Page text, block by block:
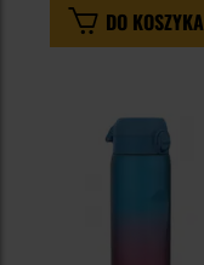
DO KOSZYKA